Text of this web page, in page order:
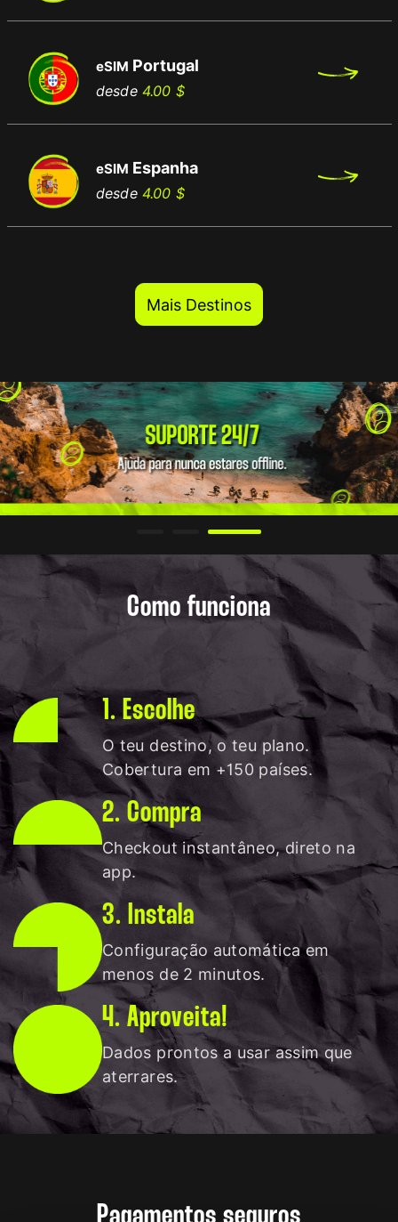
eSIM Portugal
desde4.00 $Preço
Preço
eSIM Espanha
desde4.00 $Preço
Preço
Mais Destinos
Como funciona
1. Escolhe
O teu destino, o teu plano.
Cobertura em +150 países.
2. Compra
Checkout instantâneo, direto na
app.
3. Instala
Configuração automática em
menos de 2 minutos.
4. Aproveita!
Dados prontos a usar assim que
aterrares.